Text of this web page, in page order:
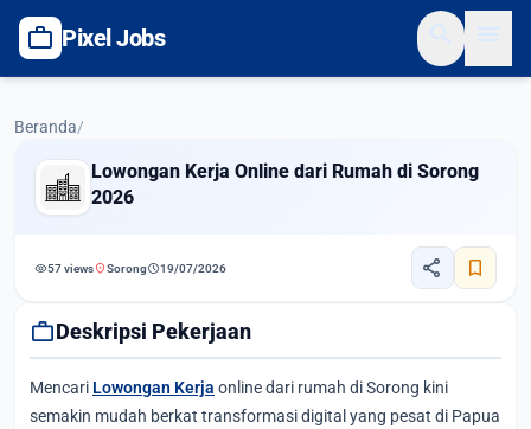
work Pixel Jobs
Beranda/
Lowongan Kerja Online dari Rumah di Sorong
2026
visibility57 viewslocation_onSorongschedule19/07/2026 share bookmark
workDeskripsi Pekerjaan
Mencari Lowongan Kerja online dari rumah di Sorong kini
semakin mudah berkat transformasi digital yang pesat di Papua